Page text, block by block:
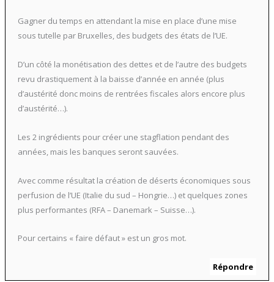
Gagner du temps en attendant la mise en place d’une mise
sous tutelle par Bruxelles, des budgets des états de l’UE.
D’un côté la monétisation des dettes et de l’autre des budgets
revu drastiquement à la baisse d’année en année (plus
d’austérité donc moins de rentrées fiscales alors encore plus
d’austérité…).
Les 2 ingrédients pour créer une stagflation pendant des
années, mais les banques seront sauvées.
Avec comme résultat la création de déserts économiques sous
perfusion de l’UE (Italie du sud – Hongrie…) et quelques zones
plus performantes (RFA – Danemark – Suisse…).
Pour certains « faire défaut » est un gros mot.
Répondre